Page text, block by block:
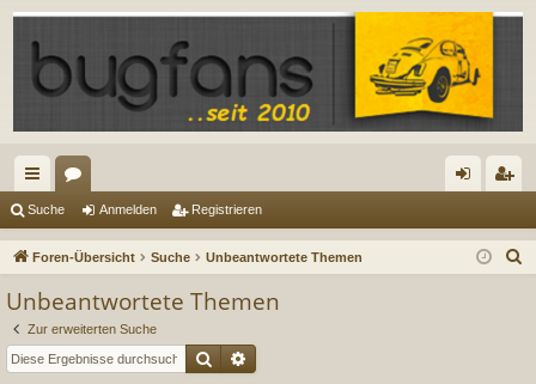
ch
ne
riff
en m ist
Suche Anmelden Registrieren
Foren-Übersicht Suche Unbeantwortete Themen
Unbeantwortete Themen
Zur erweiterten Suche
Suche